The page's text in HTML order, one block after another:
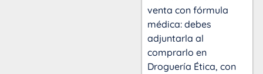
venta con fórmula
médica: debes
adjuntarla al
comprarlo en
Droguería Ética, con